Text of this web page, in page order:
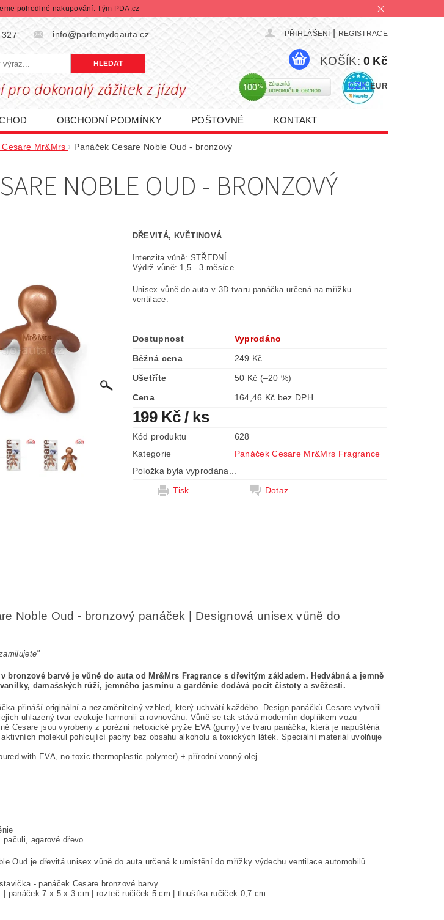
pohodlné nakupování. Tým PDA.cz
info@parfemydoauta.cz PŘIHLÁŠENÍ REGISTRACE
CZK EUR
KOŠÍK: 0 Kč
OBCHODNÍ PODMÍNKY POŠTOVNÉ KONTAKT
REKLAMACE ZBOŽÍ PROMO AKCE 1+1 | 2+1 | 3+1
Cesare Mr&Mrs Panáček Cesare Noble Oud - bronzový
NOBLE OUD - BRONZOVÝ
DŘEVITÁ, KVĚTINOVÁ
Intenzita vůně: STŘEDNÍ
Výdrž vůně: 1,5 - 3 měsíce
Unisex vůně do auta v 3D tvaru panáčka určená na mřížku
ventilace.
Dostupnost
Vyprodáno
Běžná cena
249 Kč
Ušetříte
50 Kč (–20 %)
Cena
164,46 Kč bez DPH
199 Kč/ ks
Kód produktu
628
Kategorie
Panáček Cesare Mr&Mrs Fragrance
Položka byla vyprodána...
Tisk
Dotaz
Noble Oud - bronzový panáček | Designová unisex vůně do
bronzové barvě je vůně do auta od Mr&Mrs Fragrance s dřevitým základem. Hedvábná a jemně
damašských růží, jemného jasmínu a gardénie dodává pocit čistoty a svěžesti.
přináší originální a nezaměnitelný vzhled, který uchvátí každého. Design panáčků Cesare vytvořil
uhlazený tvar evokuje harmonii a rovnováhu. Vůně se tak stává moderním doplňkem vozu
Cesare jsou vyrobeny z porézní netoxické pryže EVA (gumy) ve tvaru panáčka, která je napuštěná
molekul pohlcující pachy bez obsahu alkoholu a toxických látek. Speciální materiál uvolňuje
with EVA, no-toxic thermoplastic polymer) + přírodní vonný olej.
agarové dřevo
Oud je dřevitá unisex vůně do auta určená k umístění do mřížky výdechu ventilace automobilů.
- panáček Cesare bronzové barvy
| panáček 7 x 5 x 3 cm | rozteč ručiček 5 cm | tloušťka ručiček 0,7 cm